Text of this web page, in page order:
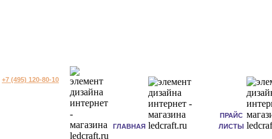
+7 (495) 120-80-10
ГЛАВНАЯ
ПРАЙС
ЛИСТЫ